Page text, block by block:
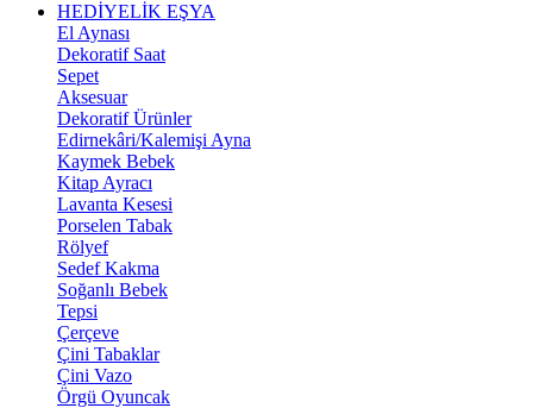
HEDİYELİK EŞYA
El Aynası
Dekoratif Saat
Sepet
Aksesuar
Dekoratif Ürünler
Edirnekâri/Kalemişi Ayna
Kaymek Bebek
Kitap Ayracı
Lavanta Kesesi
Porselen Tabak
Rölyef
Sedef Kakma
Soğanlı Bebek
Tepsi
Çerçeve
Çini Tabaklar
Çini Vazo
Örgü Oyuncak